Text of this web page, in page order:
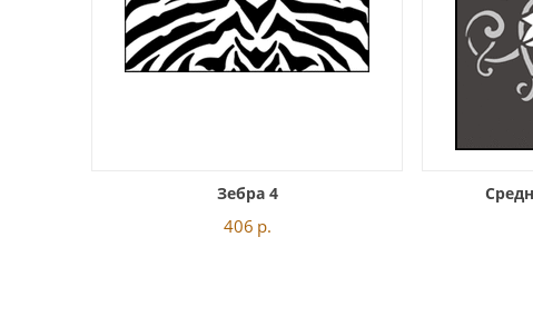
Зебра 4
406 р.